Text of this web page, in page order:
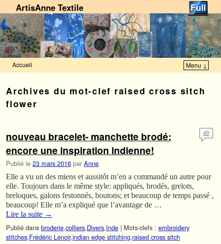
ArtisAnne Textile
Accueil Menu ↓
Archives du mot-clef raised cross sitch
flower
nouveau bracelet- manchette brodé:
encore une inspiration indienne!
Publié le 23 mars 2016 par Anne
49
Elle a vu un des miens et aussitôt m’en a commandé un autre pour
elle. Toujours dans le même style: appliqués, brodés, grelots,
breloques, galons festonnés, boutons; et beaucoup de temps passé ,
beaucoup! Elle m’a expliqué que l’avantage de …
Lire la suite →
Publié dans broderie,colliers,Divers,Inde | Mots-clefs : embroidery
stitches,Frédéric Lenoir,indian edge stitching,raised cross sitch